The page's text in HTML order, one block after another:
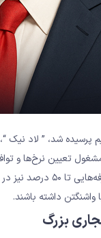
واشنگتن داشته باشند.
بزرگ